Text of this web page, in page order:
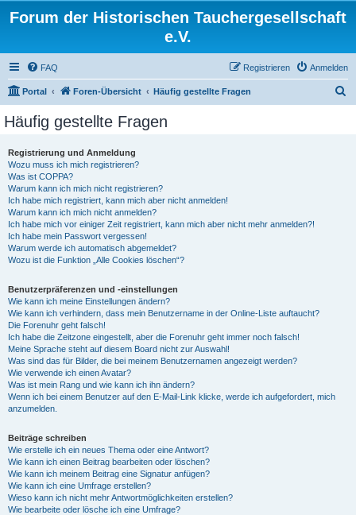
Forum der Historischen Tauchergesellschaft
e.V.
FAQ Anmelden
Registrieren
Portal Foren-Übersicht Häufig gestellte Fragen
Häufig gestellte Fragen
Registrierung und Anmeldung
Wozu muss ich mich registrieren?
Was ist COPPA?
Warum kann ich mich nicht registrieren?
Ich habe mich registriert, kann mich aber nicht anmelden!
Warum kann ich mich nicht anmelden?
Ich habe mich vor einiger Zeit registriert, kann mich aber nicht mehr anmelden?!
Ich habe mein Passwort vergessen!
Warum werde ich automatisch abgemeldet?
Wozu ist die Funktion „Alle Cookies löschen“?
Benutzerpräferenzen und -einstellungen
Wie kann ich meine Einstellungen ändern?
Wie kann ich verhindern, dass mein Benutzername in der Online-Liste auftaucht?
Die Forenuhr geht falsch!
Ich habe die Zeitzone eingestellt, aber die Forenuhr geht immer noch falsch!
Meine Sprache steht auf diesem Board nicht zur Auswahl!
Was sind das für Bilder, die bei meinem Benutzernamen angezeigt werden?
Wie verwende ich einen Avatar?
Was ist mein Rang und wie kann ich ihn ändern?
Wenn ich bei einem Benutzer auf den E-Mail-Link klicke, werde ich aufgefordert, mich
anzumelden.
Beiträge schreiben
Wie erstelle ich ein neues Thema oder eine Antwort?
Wie kann ich einen Beitrag bearbeiten oder löschen?
Wie kann ich meinem Beitrag eine Signatur anfügen?
Wie kann ich eine Umfrage erstellen?
Wieso kann ich nicht mehr Antwortmöglichkeiten erstellen?
Wie bearbeite oder lösche ich eine Umfrage?